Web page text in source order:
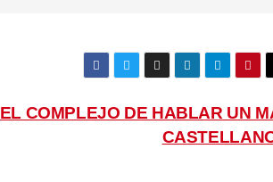
EL COMPLEJO DE HABLAR UN